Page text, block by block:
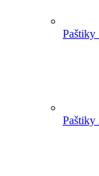
Paštiky
Paštiky